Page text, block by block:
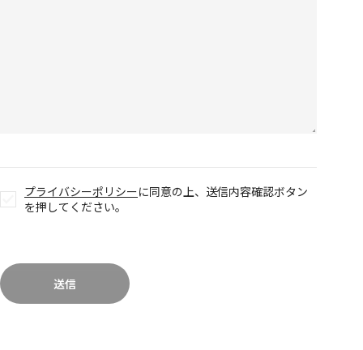
プライバシーポリシーに同意の上、送信内容確認ボタン
を押してください。
送信